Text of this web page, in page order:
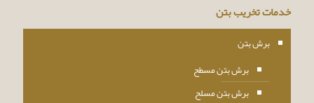
خدمات تخریب بتن
برش بتن
برش بتن مسطح
برش بتن مسلح